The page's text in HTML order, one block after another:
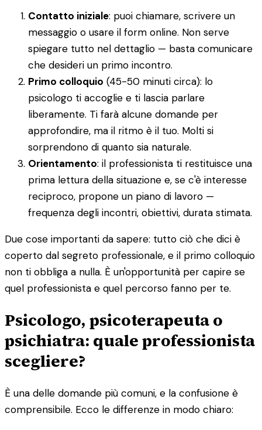
Contatto iniziale: puoi chiamare, scrivere un
messaggio o usare il form online. Non serve
spiegare tutto nel dettaglio — basta comunicare
che desideri un primo incontro.
Primo colloquio (45-50 minuti circa): lo
psicologo ti accoglie e ti lascia parlare
liberamente. Ti farà alcune domande per
approfondire, ma il ritmo è il tuo. Molti si
sorprendono di quanto sia naturale.
Orientamento: il professionista ti restituisce una
prima lettura della situazione e, se c'è interesse
reciproco, propone un piano di lavoro —
frequenza degli incontri, obiettivi, durata stimata.
Due cose importanti da sapere: tutto ciò che dici è
coperto dal segreto professionale, e il primo colloquio
non ti obbliga a nulla. È un'opportunità per capire se
quel professionista e quel percorso fanno per te.
Psicologo, psicoterapeuta o
psichiatra: quale professionista
scegliere?
È una delle domande più comuni, e la confusione è
comprensibile. Ecco le differenze in modo chiaro: